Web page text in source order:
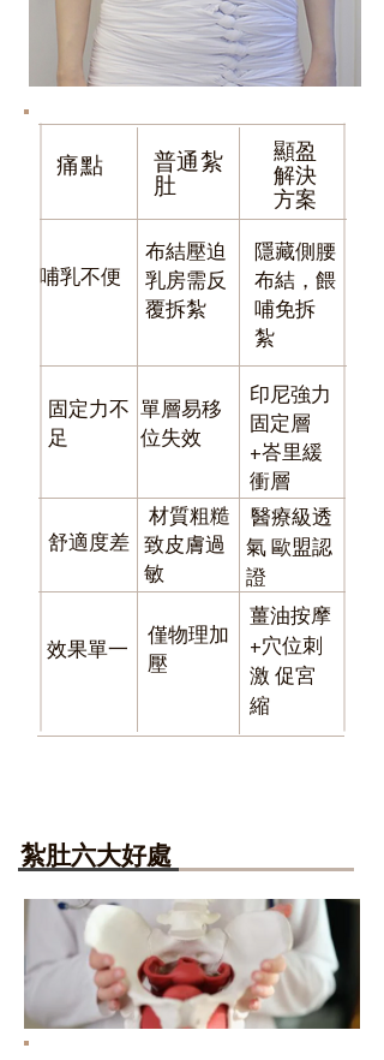
痛點
普通紮
肚
顯盈
解決
方案
​哺乳不便
​布結壓迫
乳房需反
覆拆紮
隱藏側腰
布結，餵
哺免拆
紮
固定力不
足
單層易移
位失效
印尼強力
固定層
+峇里緩
衝層
舒適度差
材質粗糙
致皮膚過
敏
醫療級透
氣 歐盟認
證
效果單一
僅物理加
壓
薑油按摩
+穴位刺
激 促宮
縮
紮肚六大好處